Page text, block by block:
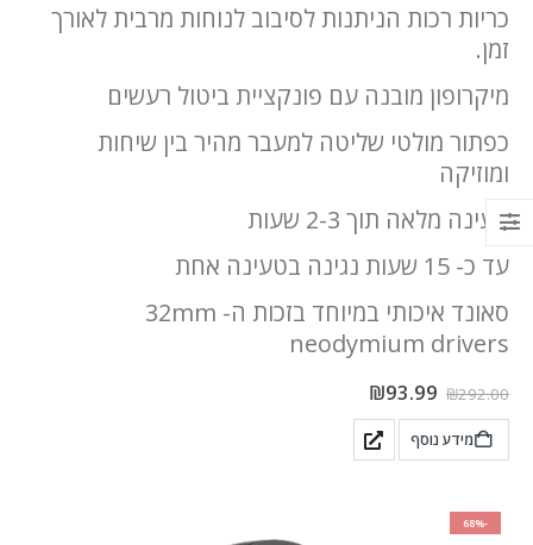
כריות רכות הניתנות לסיבוב לנוחות מרבית לאורך
זמן.
מיקרופון מובנה עם פונקציית ביטול רעשים
כפתור מולטי שליטה למעבר מהיר בין שיחות
ומוזיקה
טעינה מלאה תוך 2-3 שעות
עד כ- 15 שעות נגינה בטעינה אחת
סאונד איכותי במיוחד בזכות ה- 32mm
neodymium drivers
₪292.00
₪93.99
מידע נוסף
-68%